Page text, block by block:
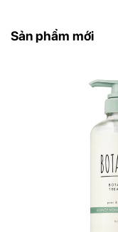
Sản phẩm mới